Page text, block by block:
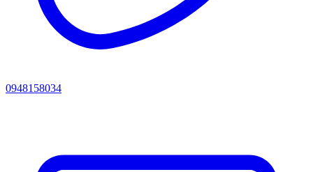
0948158034